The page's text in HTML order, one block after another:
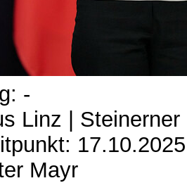
-
Linz | Steinerner
17.10.2025
Mayr